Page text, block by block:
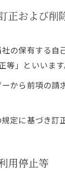
正および削
の保有する
等」といいま
から前項の
定に基づき訂
用停止等